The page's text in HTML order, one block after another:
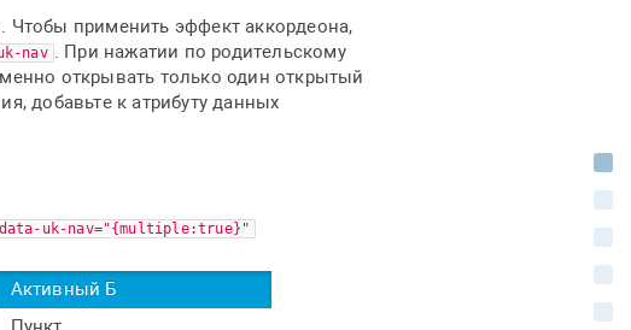
применить эффект аккордеона,
nav . При нажатии по родительскому
открывать только один открытый
добавьте к атрибуту данных
data-uk-nav="{multiple:true}"
Активный Б